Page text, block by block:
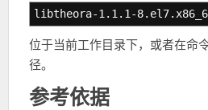
libtheora-1.1.1-
位于当前工作目录下，或者在命
径。
参考依据